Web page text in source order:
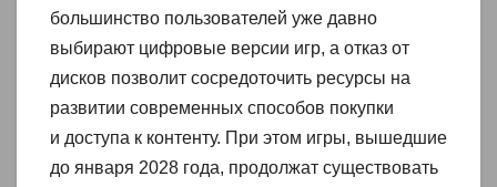
большинство пользователей уже давно
выбирают цифровые версии игр, а отказ от
дисков позволит сосредоточить ресурсы на
развитии современных способов покупки
и доступа к контенту. При этом игры, вышедшие
до января 2028 года, продолжат существовать